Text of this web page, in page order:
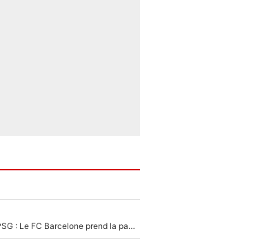
Ferran Torres a dit oui au PSG : Le FC Barcelone prend la parole alors qu'un transfert de l'attaquant espagnol prend forme